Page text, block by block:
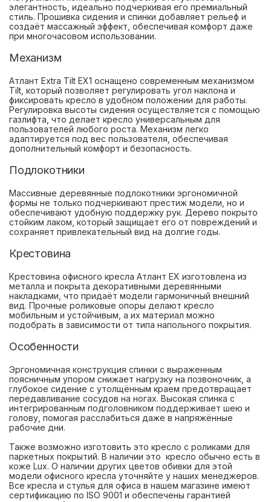
элегантность, идеально подчеркивая его премиальный
стиль. Прошивка сидения и спинки добавляет рельеф и
создаёт массажный эффект, обеспечивая комфорт даже
при многочасовом использовании.
Механизм
Атлант Extra Tilt EX1 оснащено современным механизмом
Tilt, который позволяет регулировать угол наклона и
фиксировать кресло в удобном положении для работы.
Регулировка высоты сидения осуществляется с помощью
газлифта, что делает кресло универсальным для
пользователей любого роста. Механизм легко
адаптируется под вес пользователя, обеспечивая
дополнительный комфорт и безопасность.
Подлокотники
Массивные деревянные подлокотники эргономичной
формы не только подчеркивают престиж модели, но и
обеспечивают удобную поддержку рук. Дерево покрыто
стойким лаком, который защищает его от повреждений и
сохраняет привлекательный вид на долгие годы.
Крестовина
Крестовина офисного кресла Атлант EX изготовлена из
металла и покрыта декоративными деревянными
накладками, что придаёт модели гармоничный внешний
вид. Прочные роликовые опоры делают кресло
мобильным и устойчивым, а их материал можно
подобрать в зависимости от типа напольного покрытия.
Особенности
Эргономичная конструкция спинки с выраженным
поясничным упором снижает нагрузку на позвоночник, а
глубокое сидение с утолщённым краем предотвращает
передавливание сосудов на ногах. Высокая спинка с
интегрированным подголовником поддерживает шею и
голову, помогая расслабиться даже в напряжённые
рабочие дни.
Также возможно изготовить это кресло с роликами для
паркетных покрытий. В наличии это кресло обычно есть в
коже Lux. О наличии других цветов обивки для этой
модели офисного кресла уточняйте у наших менеджеров.
Все кресла и стулья для офиса в нашем магазине имеют
сертификацию по ISO 9001 и обеспечены гарантией